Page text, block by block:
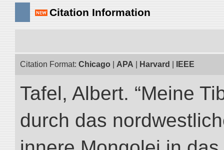
Citation Information
Citation Format: Chicago APA Harvard IEEE
Tafel, Albert. “Meine
durch das